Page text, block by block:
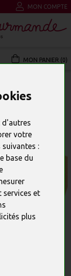
d'autres
votre
:
base du
et
plus
MON COMPTE
MON PANIER (0)
3